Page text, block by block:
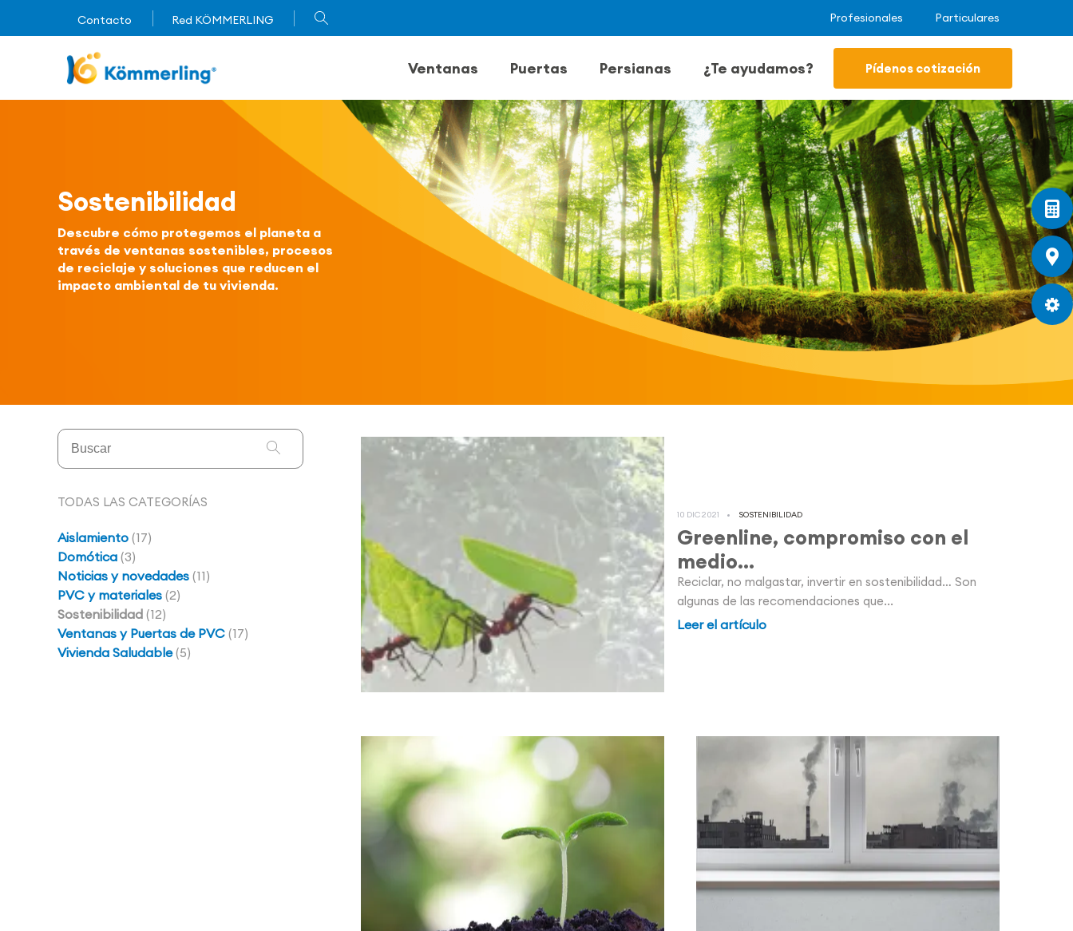
Contacto Red KÖMMERLING Profesionales Particulares
Ventanas Puertas Persianas ¿Te ayudamos? Pídenos cotización
Imagen
Sostenibilidad
Descubre cómo protegemos el planeta a
través de ventanas sostenibles, procesos
de reciclaje y soluciones que reducen el
impacto ambiental de tu vivienda.
TODAS LAS CATEGORÍAS
Aislamiento (17)
Domótica (3)
Noticias y novedades (11)
PVC y materiales (2)
Sostenibilidad (12)
Ventanas y Puertas de PVC (17)
Vivienda Saludable (5)
10 DIC 2021 SOSTENIBILIDAD
Greenline, compromiso con el
medio...
Reciclar, no malgastar, invertir en sostenibilidad… Son
algunas de las recomendaciones que...
Leer el artículo